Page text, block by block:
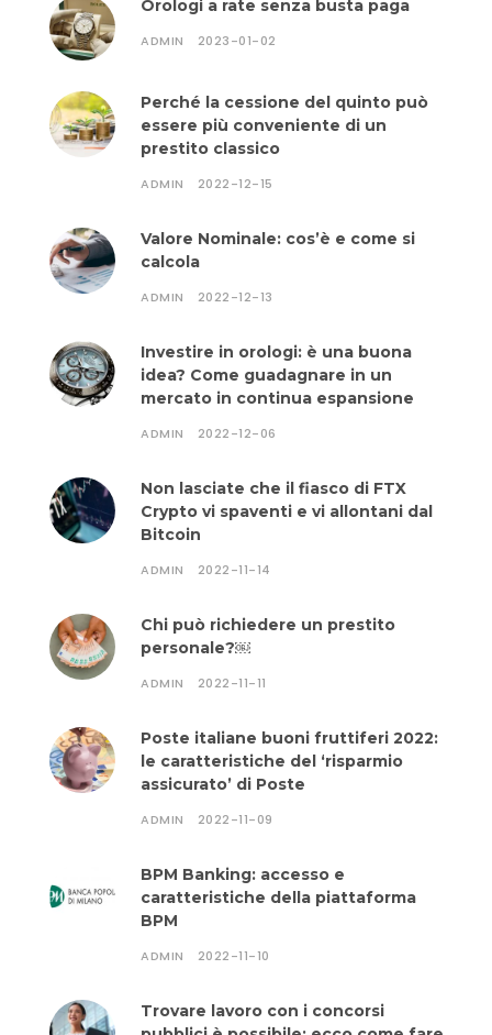
Orologi a rate senza busta paga
ADMIN 2023-01-02
Perché la cessione del quinto può
essere più conveniente di un
prestito classico
ADMIN 2022-12-15
Valore Nominale: cos’è e come si
calcola
ADMIN 2022-12-13
Investire in orologi: è una buona
idea? Come guadagnare in un
mercato in continua espansione
ADMIN 2022-12-06
Non lasciate che il fiasco di FTX
Crypto vi spaventi e vi allontani dal
Bitcoin
ADMIN 2022-11-14
Chi può richiedere un prestito
personale?￼
ADMIN 2022-11-11
Poste italiane buoni fruttiferi 2022:
le caratteristiche del ‘risparmio
assicurato’ di Poste
ADMIN 2022-11-09
BPM Banking: accesso e
caratteristiche della piattaforma
BPM
ADMIN 2022-11-10
Trovare lavoro con i concorsi